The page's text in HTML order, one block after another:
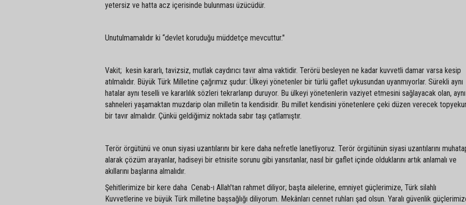
yetersiz ve hatta acz içerisinde bulunması üzücüdür.
Unutulmamalıdır ki “devlet koruduğu müddetçe mevcuttur."
Vakit; kesin kararlı, tavizsiz, mutlak caydırıcı tavır alma vaktidir. Terörü besleyen ne kadar kuvvetli damar varsa kesip
atılmalıdır. Büyük Türk Milletine çağrımız şudur: Ülkeyi yönetenler bir türlü gaflet uykusundan uyanmıyorlar. Sürekli aynı
hatalar aynı teselli ve kararlılık sözleri tekrarlanıp duruyor. Bu ülkeyi yönetenlerin vaziyet etmesini sağlayacak olan, aynı
sahneleri yaşamaktan muzdarip olan milletin ta kendisidir. Bu millet kendisini yönetenlere çeki düzen verecek
bir tavır almalıdır. Çünkü geldiğimiz noktada sabır taşı çatlamıştır.
Terör örgütünü ve onun siyasi uzantılarını bir kere daha nefretle lanetliyoruz. Terör örgütünün siyasi uzantılarını
alarak çözüm arayanlar, hadiseyi bir etnisite sorunu gibi yansıtanlar, nasıl bir gaflet içinde olduklarını artık anlamalı ve
akıllarını başlarına almalıdır.
Şehitlerimize bir kere daha Cenab-ı Allah'tan rahmet diliyor; başta ailelerine, emniyet güçlerimize, Türk silahlı
Kuvvetlerine ve büyük Türk milletine başsağlığı diliyorum. Mekânları cennet ruhları şad olsun. Yaralı güvenlik